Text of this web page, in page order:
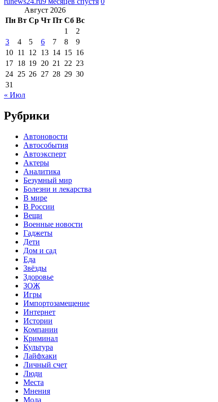
Август 2026
Пн Вт Ср Чт Пт Сб Вс
1
2
3
4 5 6 7 8
9
10 11 12 13 14 15 16
17 18 19 20 21 22 23
24 25 26 27 28 29 30
31
« Июл
Рубрики
Автоновости
Автособытия
Автоэксперт
Актеры
Аналитика
Безумный мир
Болезни и лекарства
В мире
В России
Вещи
Военные новости
Гаджеты
Дети
Дом и сад
Еда
Звёзды
Здоровье
ЗОЖ
Игры
Импортозамещение
Интернет
Истории
Компании
Криминал
Культура
Лайфхаки
Личный счет
Люди
Места
Мнения
Мода